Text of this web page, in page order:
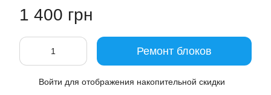
1 400 грн
Ремонт блоков
Войти для отображения накопительной скидки